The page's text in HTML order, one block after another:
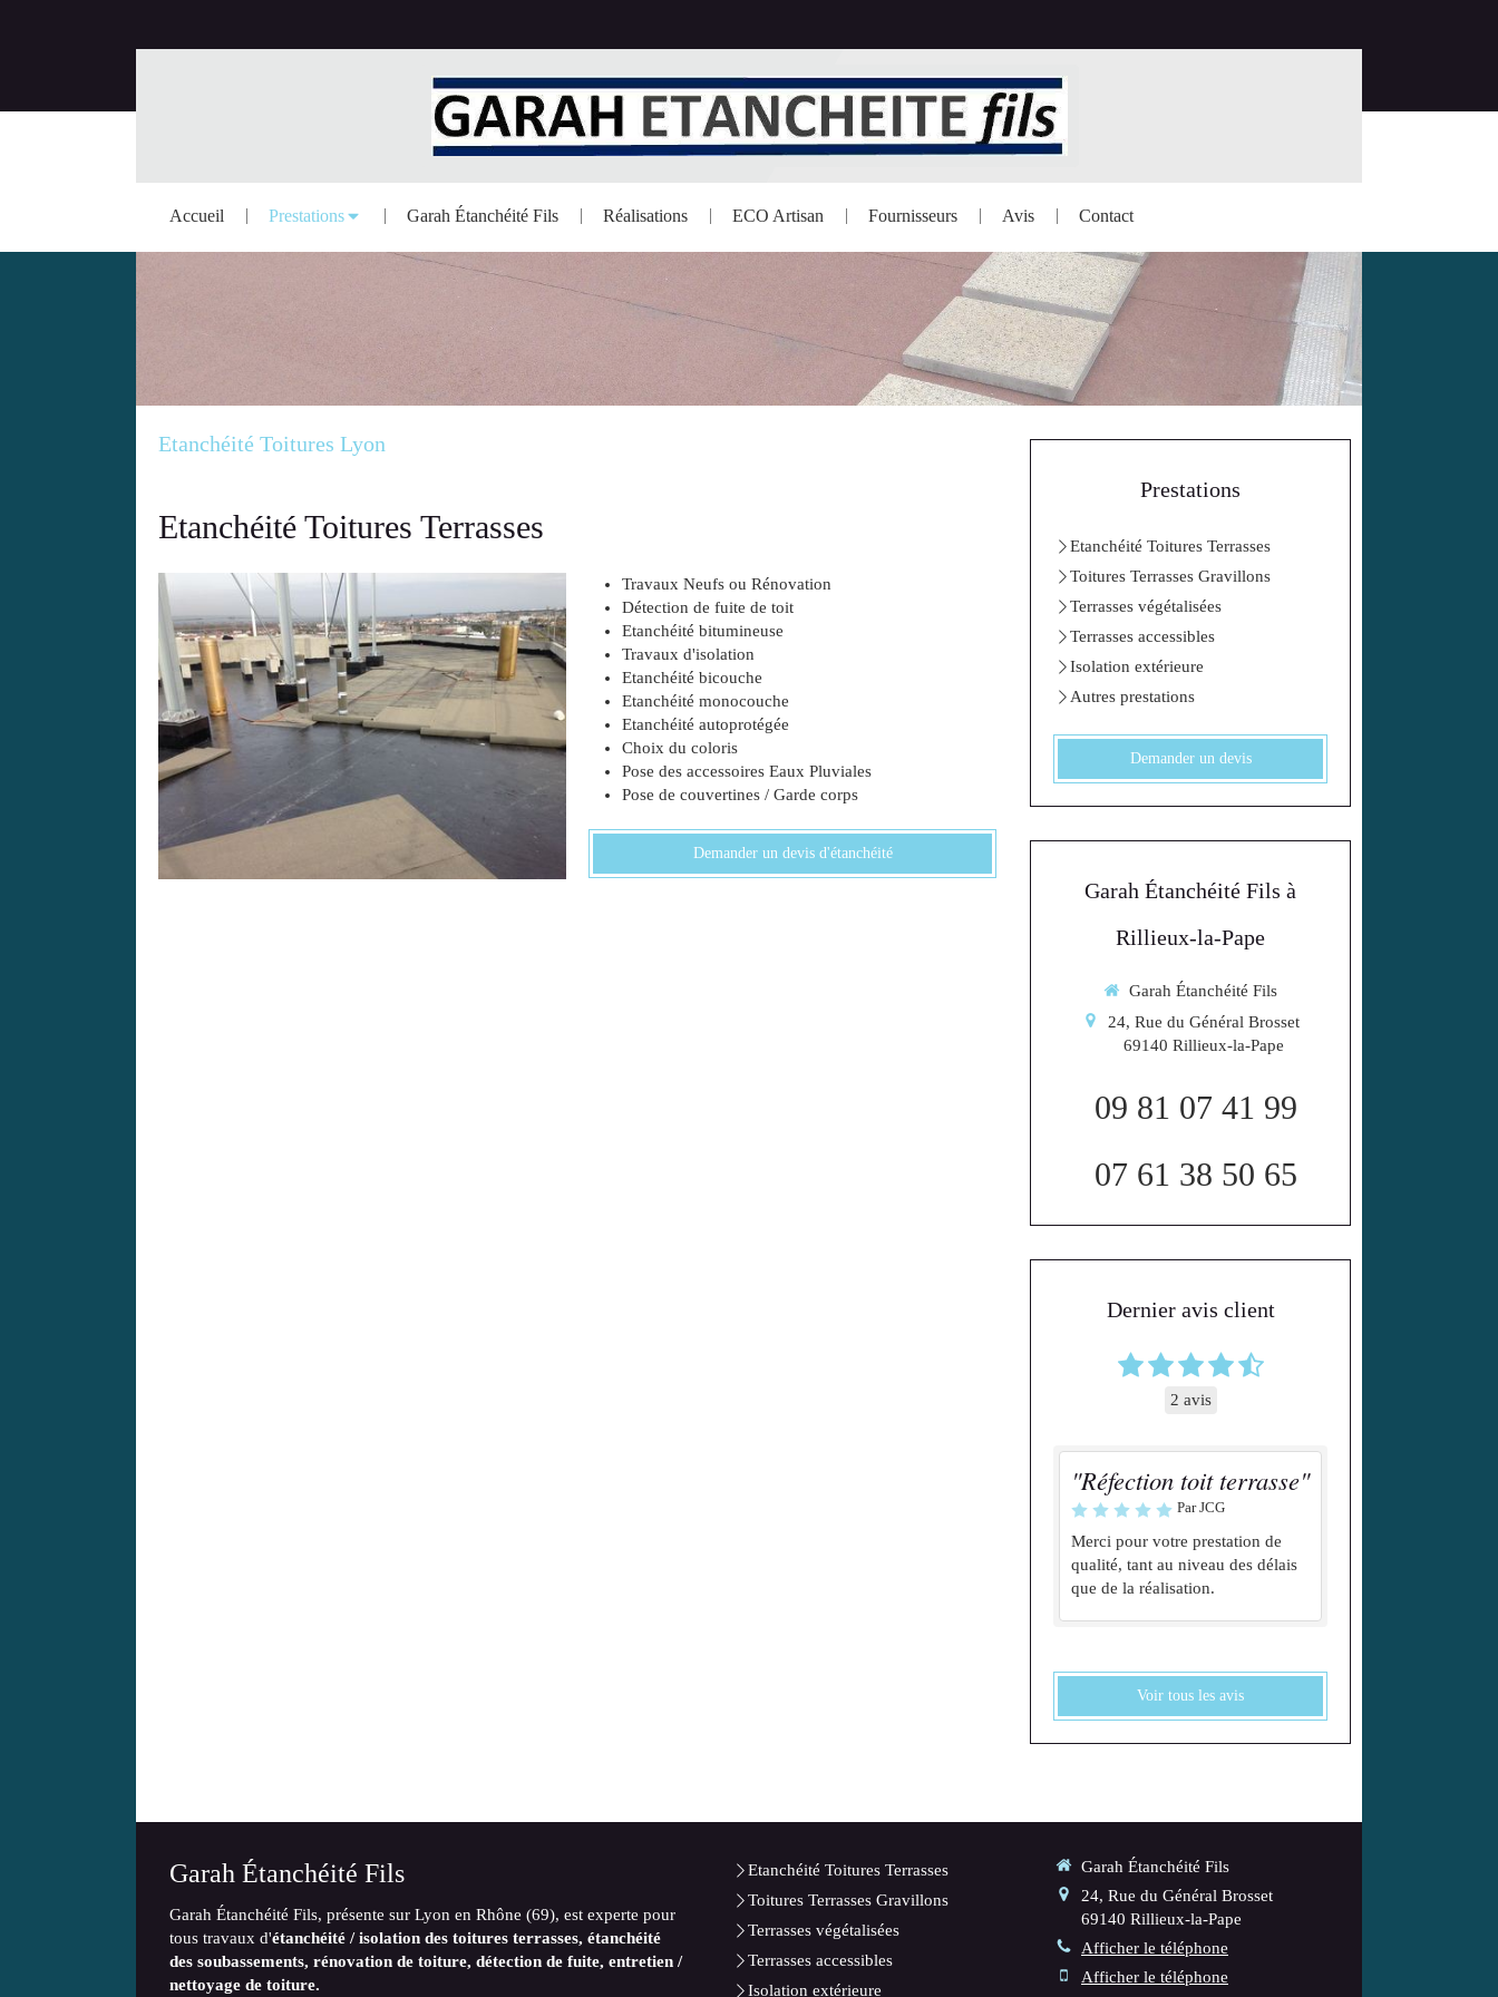
Accueil Prestations Garah Étanchéité Fils Réalisations ECO Artisan Fournisseurs Avis Contact
Etanchéité Toitures Lyon
Etanchéité Toitures Terrasses
Travaux Neufs ou Rénovation
Détection de fuite de toit
Etanchéité bitumineuse
Travaux d'isolation
Etanchéité bicouche
Etanchéité monocouche
Etanchéité autoprotégée
Choix du coloris
Pose des accessoires Eaux Pluviales
Pose de couvertines / Garde corps
Demander un devis d'étanchéité
Prestations
Etanchéité Toitures Terrasses
Toitures Terrasses Gravillons
Terrasses végétalisées
Terrasses accessibles
Isolation extérieure
Autres prestations
Demander un devis
Garah Étanchéité Fils à
Rillieux-la-Pape
Garah Étanchéité Fils
24, Rue du Général Brosset
69140 Rillieux-la-Pape
09 81 07 41 99
07 61 38 50 65
Dernier avis client
2 avis
"Réfection toit terrasse"
Par JCG
Merci pour votre prestation de
qualité, tant au niveau des délais
que de la réalisation.
Voir tous les avis
Garah Étanchéité Fils
Garah Étanchéité Fils, présente sur Lyon en Rhône (69), est experte pour
tous travaux d'étanchéité / isolation des toitures terrasses, étanchéité
des soubassements, rénovation de toiture, détection de fuite, entretien /
nettoyage de toiture.
Etanchéité Toitures Terrasses
Toitures Terrasses Gravillons
Terrasses végétalisées
Terrasses accessibles
Isolation extérieure
Garah Étanchéité Fils
24, Rue du Général Brosset
69140 Rillieux-la-Pape
Afficher le téléphone
Afficher le téléphone